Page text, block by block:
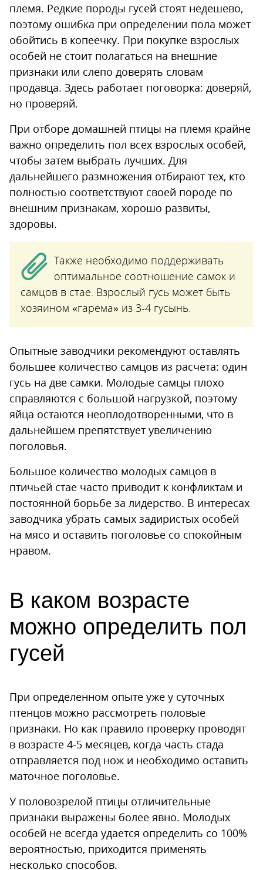
племя. Редкие породы гусей стоят недешево,
поэтому ошибка при определении пола может
обойтись в копеечку. При покупке взрослых
особей не стоит полагаться на внешние
признаки или слепо доверять словам
продавца. Здесь работает поговорка: доверяй,
но проверяй.
При отборе домашней птицы на племя крайне
важно определить пол всех взрослых особей,
чтобы затем выбрать лучших. Для
дальнейшего размножения отбирают тех, кто
полностью соответствуют своей породе по
внешним признакам, хорошо развиты,
здоровы.
Также необходимо поддерживать
оптимальное соотношение самок и
самцов в стае. Взрослый гусь может быть
хозяином «гарема» из 3-4 гусынь.
Опытные заводчики рекомендуют оставлять
большее количество самцов из расчета: один
гусь на две самки. Молодые самцы плохо
справляются с большой нагрузкой, поэтому
яйца остаются неоплодотворенными, что в
дальнейшем препятствует увеличению
поголовья.
Большое количество молодых самцов в
птичьей стае часто приводит к конфликтам и
постоянной борьбе за лидерство. В интересах
заводчика убрать самых задиристых особей
на мясо и оставить поголовье со спокойным
нравом.
В каком возрасте
можно определить пол
гусей
При определенном опыте уже у суточных
птенцов можно рассмотреть половые
признаки. Но как правило проверку проводят
в возрасте 4-5 месяцев, когда часть стада
отправляется под нож и необходимо оставить
маточное поголовье.
У половозрелой птицы отличительные
признаки выражены более явно. Молодых
особей не всегда удается определить со 100%
вероятностью, приходится применять
несколько способов.